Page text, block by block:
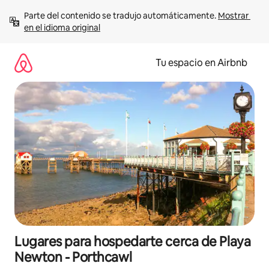
contenido
Parte del contenido se tradujo automáticamente. Mostrar
en el idioma original
Tu espacio en Airbnb
Lugares para hospedarte cerca de Playa
Newton - Porthcawl